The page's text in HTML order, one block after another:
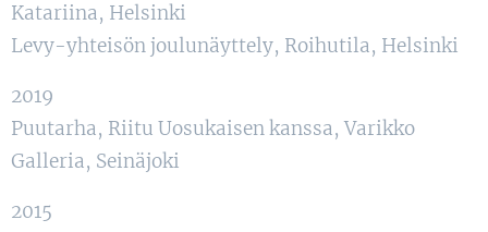
Katariina, Helsinki
Levy-yhteisön joulunäyttely, Roihutila, Helsinki
2019
Puutarha, Riitu Uosukaisen kanssa, Varikko
Galleria, Seinäjoki
2015